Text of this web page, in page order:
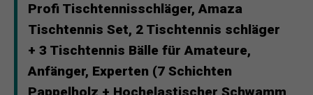
Profi Tischtennisschläger, Amaza
Tischtennis Set, 2 Tischtennis schläger
+ 3 Tischtennis Bälle für Amateure,
Anfänger, Experten (7 Schichten